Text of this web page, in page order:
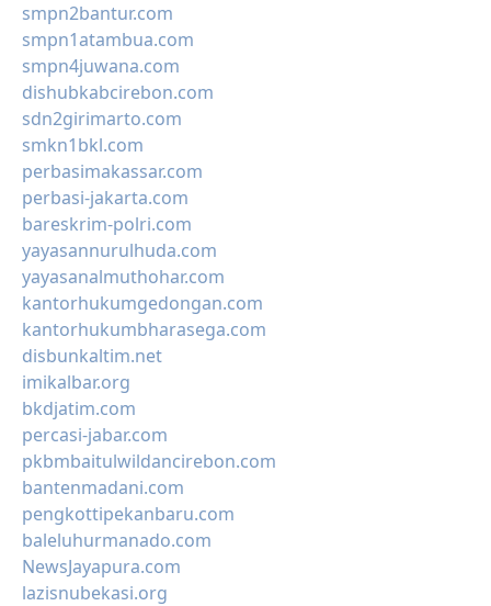
smpn2bantur.com
smpn1atambua.com
smpn4juwana.com
dishubkabcirebon.com
sdn2girimarto.com
smkn1bkl.com
perbasimakassar.com
perbasi-jakarta.com
bareskrim-polri.com
yayasannurulhuda.com
yayasanalmuthohar.com
kantorhukumgedongan.com
kantorhukumbharasega.com
disbunkaltim.net
imikalbar.org
bkdjatim.com
percasi-jabar.com
pkbmbaitulwildancirebon.com
bantenmadani.com
pengkottipekanbaru.com
baleluhurmanado.com
NewsJayapura.com
lazisnubekasi.org